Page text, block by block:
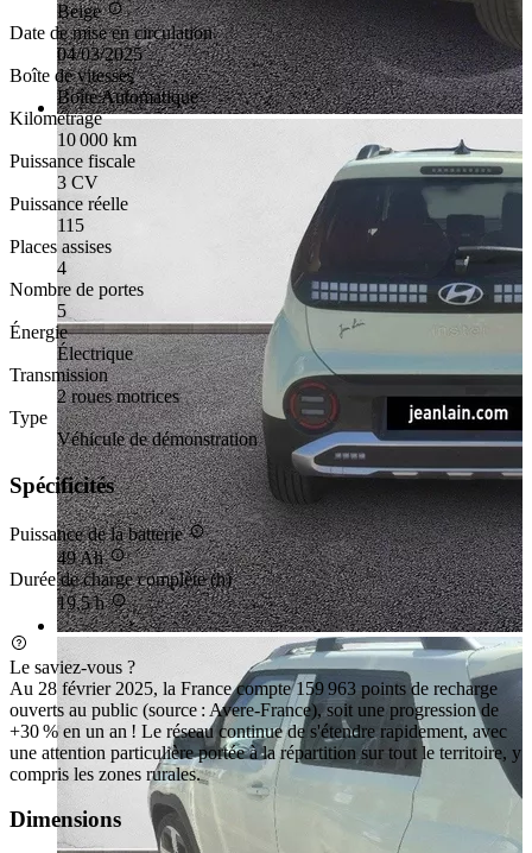
Beige
Date de mise en circulation
04/03/2025
Boîte de vitesses
Boîte Automatique
Kilométrage
10 000 km
Puissance fiscale
3 CV
Puissance réelle
115
Places assises
4
Nombre de portes
5
Énergie
Électrique
Transmission
2 roues motrices
Type
Véhicule de démonstration
Spécificités
Puissance de la batterie
49 Ah
Durée de charge complète (h)
19,5 h
Le saviez-vous ?
Au 28 février 2025, la France compte 159 963 points de recharge
ouverts au public (source : Avere-France), soit une progression de
+30 % en un an ! Le réseau continue de s'étendre rapidement, avec
une attention particulière portée à la répartition sur tout le territoire, y
compris les zones rurales.
Dimensions